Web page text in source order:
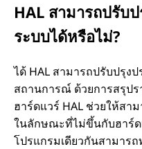
HAL สามารถปรับ
ระบบได้หรือไม่?
ได้ HAL สามารถปรับปรุง
สถานการณ์ ด้วยการสรุป
ฮาร์ดแวร์ HAL ช่วยให้สา
ในลักษณะที่ไม่ขึ้นกับฮาร์
โปรแกรมเดียวกันสามาร